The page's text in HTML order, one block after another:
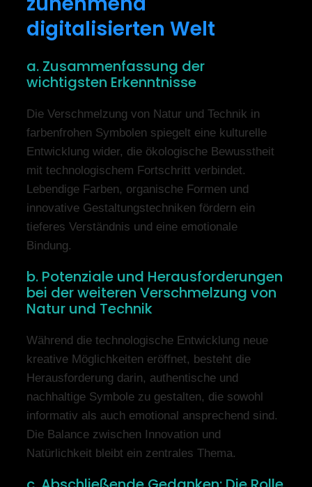
digitalisierten Welt
a. Zusammenfassung der
wichtigsten Erkenntnisse
Die Verschmelzung von Natur und Technik in
farbenfrohen Symbolen spiegelt eine kulturelle
Entwicklung wider, die ökologische Bewusstheit
mit technologischem Fortschritt verbindet.
Lebendige Farben, organische Formen und
innovative Gestaltungstechniken fördern ein
tieferes Verständnis und eine emotionale
Bindung.
b. Potenziale und Herausforderungen
bei der weiteren Verschmelzung von
Natur und Technik
Während die technologische Entwicklung neue
kreative Möglichkeiten eröffnet, besteht die
Herausforderung darin, authentische und
nachhaltige Symbole zu gestalten, die sowohl
informativ als auch emotional ansprechend sind.
Die Balance zwischen Innovation und
Natürlichkeit bleibt ein zentrales Thema.